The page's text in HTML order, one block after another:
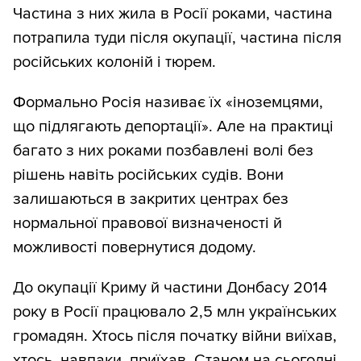
Частина з них жила в Росії роками, частина
потрапила туди після окупації, частина після
російських колоній і тюрем.
Формально Росія називає їх «іноземцями,
що підлягають депортації». Але на практиці
багато з них роками позбавлені волі без
рішень навіть російських судів. Вони
залишаються в закритих центрах без
нормальної правової визначеності й
можливості повернутися додому.
До окупації Криму й частини Донбасу 2014
року в Росії працювало 2,5 млн українських
громадян. Хтось після початку війни виїхав,